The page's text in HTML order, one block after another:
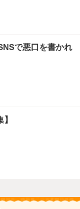
で悪口を書かれ